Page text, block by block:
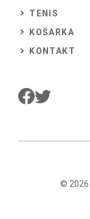
TENIS
KOŠARKA
KONTAKT
© 2026